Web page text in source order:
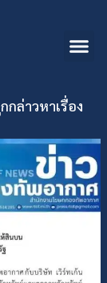
ล่าวหาเรื่อง